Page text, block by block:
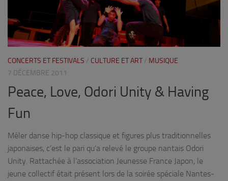
CONCERTS ET FESTIVALS / CULTURE ET ART / MUSIQUE
7 DÉCEMBRE 2011
Peace, Love, Odori Unity & Having
Fun
Mêler danse hip-hop classique et figures plus traditionnelles
japonaises, c’est le pari qu’a relevé le groupe nantais Odori
Unity. Rattachée à l’association Jeunesse France Japon, le
jeune collectif était présent lors de la soirée spéciale Nantes-